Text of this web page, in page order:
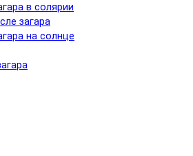
в солярии
загара
на солнце